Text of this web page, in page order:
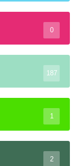
0
187
1
2